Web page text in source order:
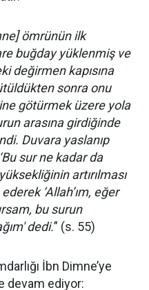
ömrünün ilk
buğday yüklenmiş ve
değirmen kapısına
sonra onu
götürmek üzere yola
arasına girdiğinde
Duvara yaslanıp
sur ne kadar da
artırılması
‘Allah’ım, eğer
bu surun
dedi.” (s. 55)
İbn Dimne’ye
devam ediyor: